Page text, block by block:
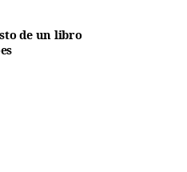
de un libro